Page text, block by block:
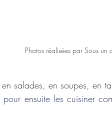
Photos réalisées par Sous
en salades, en soupes, en
pour ensuite les cuisiner